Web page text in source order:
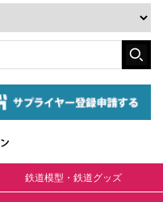
鉄道模型・鉄道グッズ